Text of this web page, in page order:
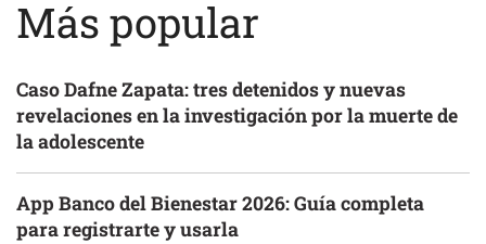
Más popular
Caso Dafne Zapata: tres detenidos y nuevas
revelaciones en la investigación por la muerte de
la adolescente
App Banco del Bienestar 2026: Guía completa
para registrarte y usarla